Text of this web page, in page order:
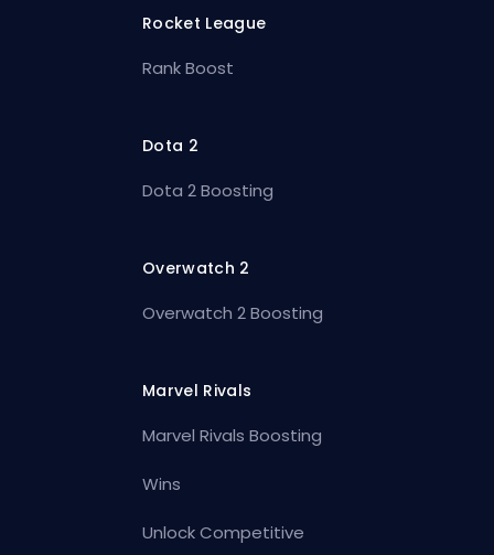
Rocket League
Rank Boost
Dota 2
Dota 2 Boosting
Overwatch 2
Overwatch 2 Boosting
Marvel Rivals
Marvel Rivals Boosting
Wins
Unlock Competitive